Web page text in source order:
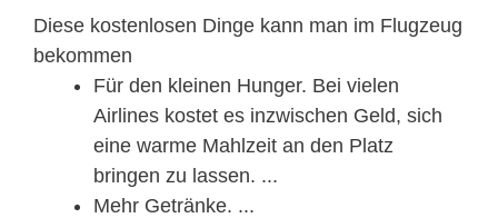
Diese kostenlosen Dinge kann man im Flugzeug
bekommen
Für den kleinen Hunger. Bei vielen
Airlines kostet es inzwischen Geld, sich
eine warme Mahlzeit an den Platz
bringen zu lassen. ...
Mehr Getränke. ...